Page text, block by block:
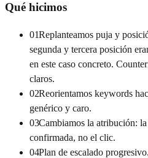
Qué hicimos
01Replanteamos puja y
segunda y tercera posición
en este caso concreto.
claros.
02Reorientamos keywords
genérico y caro.
03Cambiamos la atribución:
confirmada, no el clic.
04Plan de escalado